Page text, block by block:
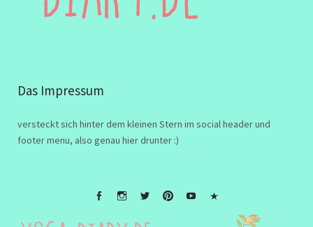
Das Impressum
versteckt sich hinter dem kleinen Stern im social header und
footer menu, also genau hier drunter :)
Impressum